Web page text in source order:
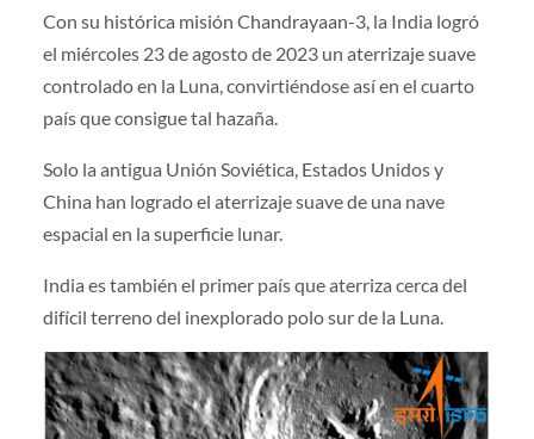
Con su histórica misión Chandrayaan-3, la India logró
el miércoles 23 de agosto de 2023 un aterrizaje suave
controlado en la Luna, convirtiéndose así en el cuarto
país que consigue tal hazaña.
Solo la antigua Unión Soviética, Estados Unidos y
China han logrado el aterrizaje suave de una nave
espacial en la superficie lunar.
India es también el primer país que aterriza cerca del
difícil terreno del inexplorado polo sur de la Luna.